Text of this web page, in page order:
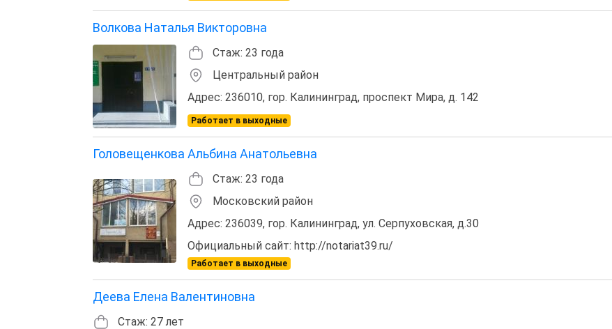
Волкова Наталья Викторовна
Стаж: 23 года
Центральный район
Адрес: 236010, гор. Калининград, проспект Мира, д. 142
Работает в выходные
Головещенкова Альбина Анатольевна
Стаж: 23 года
Московский район
Адрес: 236039, гор. Калининград, ул. Серпуховская, д.30
Официальный сайт: http://notariat39.ru/
Работает в выходные
Деева Елена Валентиновна
Стаж: 27 лет